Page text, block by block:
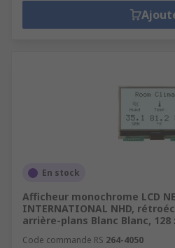
En stock
Afficheur monochrome LCD
INTERNATIONAL NHD,
arrière-plans Blanc Blanc, 128
Code commande RS 264-4050